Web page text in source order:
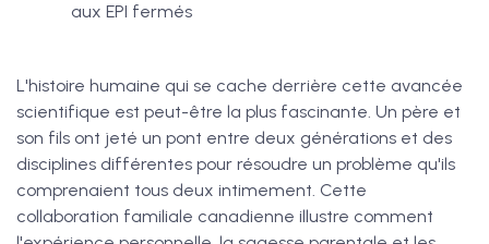
aux EPI fermés
L'histoire humaine qui se cache derrière cette avancée
scientifique est peut-être la plus fascinante. Un père et
son fils ont jeté un pont entre deux générations et des
disciplines différentes pour résoudre un problème qu'ils
comprenaient tous deux intimement. Cette
collaboration familiale canadienne illustre comment